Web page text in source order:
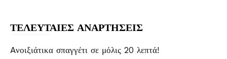
ΤΕΛΕΥΤΑΙΕΣ ΑΝΑΡΤΗΣΕΙΣ
Aνοιξιάτικα σπαγγέτι σε μόλις 20 λεπτά!